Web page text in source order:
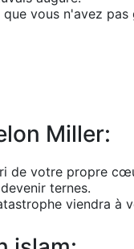
vous n'avez pas
Miller:
de votre propre
ternes.
viendra à